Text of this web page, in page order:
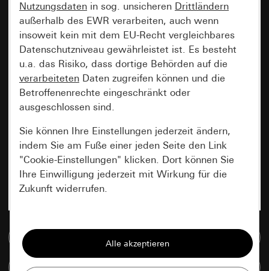
Artikel vergleichen
Nutzungsdaten in sog. unsicheren Drittländern
außerhalb des EWR verarbeiten, auch wenn
insoweit kein mit dem EU-Recht vergleichbares
Datenschutzniveau gewährleistet ist. Es besteht
u.a. das Risiko, dass dortige Behörden auf die
verarbeiteten Daten zugreifen können und die
Betroffenenrechte eingeschränkt oder
ausgeschlossen sind.
Sie können Ihre Einstellungen jederzeit ändern,
indem Sie am Fuße einer jeden Seite den Link
"Cookie-Einstellungen" klicken. Dort können Sie
Ihre Einwilligung jederzeit mit Wirkung für die
Zukunft widerrufen.
Alle Cookies, die wir benötigen um Ihnen die
Seite anzeigen zu können.